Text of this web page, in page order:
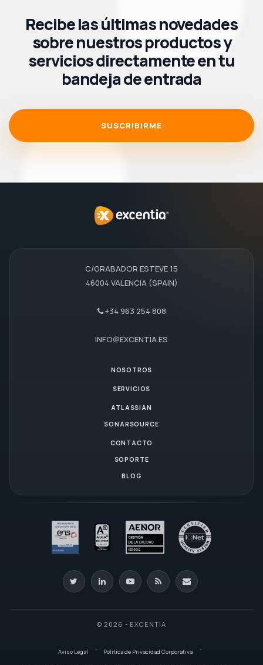
Recibe las últimas novedades
sobre nuestros productos y
servicios directamente en tu
bandeja de entrada
SUSCRIBIRME
C/GRABADOR ESTEVE 15
46004 VALENCIA (SPAIN)
+34 963 254 808
INFO@EXCENTIA.ES
NOSOTROS
SERVICIOS
ATLASSIAN
SONARSOURCE
CONTACTO
SOPORTE
BLOG
© 2026 - EXCENTIA
Aviso Legal Política de Privacidad Corporativa